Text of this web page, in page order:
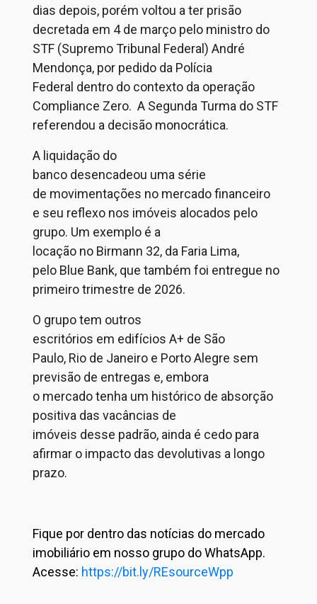
dias depois, porém voltou a ter prisão
decretada em 4 de março pelo ministro do
STF (Supremo Tribunal Federal) André
Mendonça, por pedido da Polícia
Federal dentro do contexto da operação
Compl iance Zero. A Segunda Turma do STF
referendou a decisão monocrática.
A liquidação do
banco desencadeou uma série
de movimentações no mercado financeiro
e seu reflexo nos imóveis alocados pe lo
grupo. Um exemplo é a
locação no Birmann 32, da Faria Lima,
pelo Bl ue Bank, que também foi entregue no
primeiro trimestre de 2026.
O grupotem outros
escritórios em edifícios A+ de São
Paulo, Rio de Janeiro e Porto Alegre sem
previsão de entregas e, embora
o mercadotenha um histórico de absorção
positiva das vacâncias de
imóveis desse padrão, ainda é cedo para
afirmar o impacto das devolutivas a longo
prazo.
Fique por dentro das notícias do mercado
imobiliário em nosso grupo do WhatsApp.
Acesse: https://bit.ly/REsourceWpp